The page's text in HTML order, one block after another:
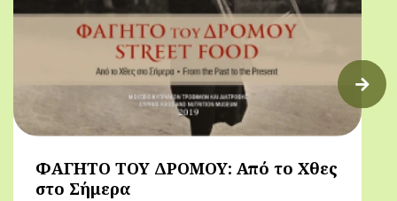
ΦΑΓΗΤΟ ΤΟΥ ΔΡΟΜΟΥ: Από το Χθες
στο Σήμερα